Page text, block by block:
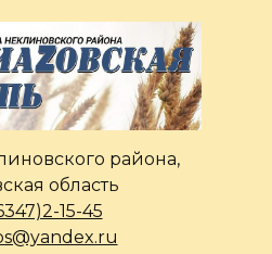
района,
область
15-45